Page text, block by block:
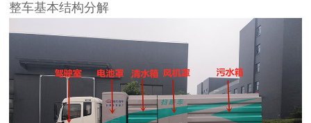
整车基本结构分解